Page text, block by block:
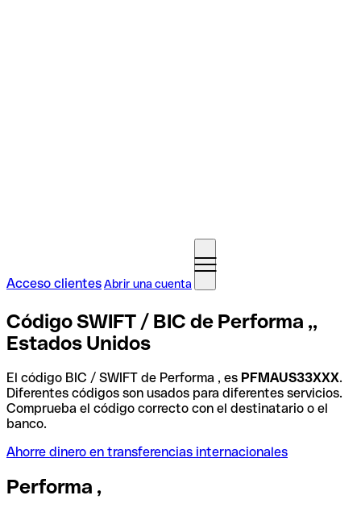
Acceso clientesAbrir una cuenta
Código SWIFT / BIC de Performa ,,
Estados Unidos
El código BIC / SWIFT de Performa , es PFMAUS33XXX.
Diferentes códigos son usados para diferentes servicios.
Comprueba el código correcto con el destinatario o el
banco.
Ahorre dinero en transferencias internacionales
Performa ,